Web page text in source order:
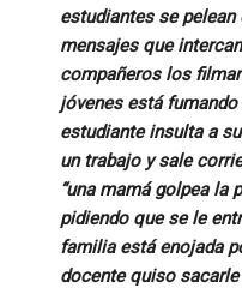
estudiantes se
mensajes que
compañeros los
jóvenes está fumando
estudiante insulta a
un trabajo y sale
“una mamá golpea la
pidiendo que se le
familia está enojada
docente quiso